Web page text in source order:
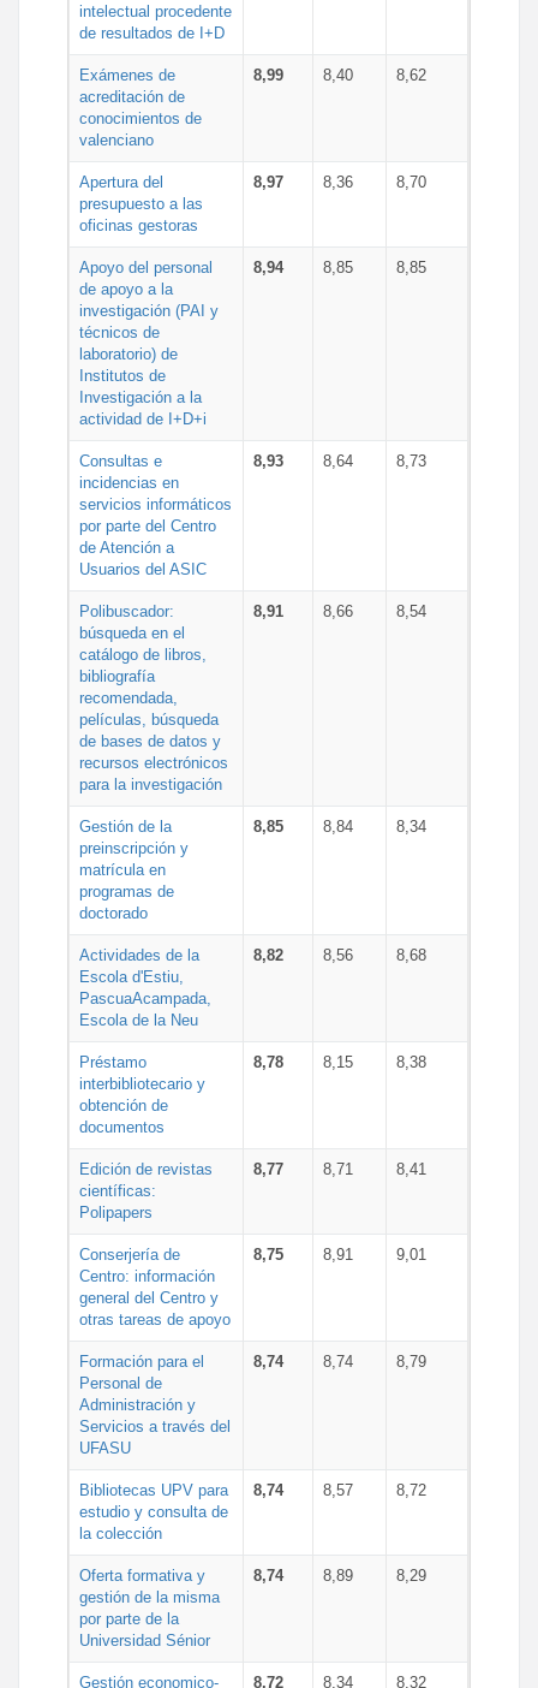
intelectual procedente
de resultados de I+D
Exámenes de
acreditación de
conocimientos de
valenciano
8,99 8,40 8,62
Apertura del
presupuesto a las
oficinas gestoras
8,97 8,36 8,70
Apoyo del personal
de apoyo a la
investigación (PAI y
técnicos de
laboratorio) de
Institutos de
Investigación a la
actividad de I+D+i
8,94 8,85 8,85
Consultas e
incidencias en
servicios informáticos
por parte del Centro
de Atención a
Usuarios del ASIC
8,93 8,64 8,73
Polibuscador:
búsqueda en el
catálogo de libros,
bibliografía
recomendada,
películas, búsqueda
de bases de datos y
recursos electrónicos
para la investigación
8,91 8,66 8,54
Gestión de la
preinscripción y
matrícula en
programas de
doctorado
8,85 8,84 8,34
Actividades de la
Escola d'Estiu,
PascuaAcampada,
Escola de la Neu
8,82 8,56 8,68
Préstamo
interbibliotecario y
obtención de
documentos
8,78 8,15 8,38
Edición de revistas
científicas:
Polipapers
8,77 8,71 8,41
Conserjería de
Centro: información
general del Centro y
otras tareas de apoyo
8,75 8,91 9,01
Formación para el
Personal de
Administración y
Servicios a través del
UFASU
8,74 8,74 8,79
Bibliotecas UPV para
estudio y consulta de
la colección
8,74 8,57 8,72
Oferta formativa y
gestión de la misma
por parte de la
Universidad Sénior
8,74 8,89 8,29
Gestión economico- 8,72 8,34 8,32